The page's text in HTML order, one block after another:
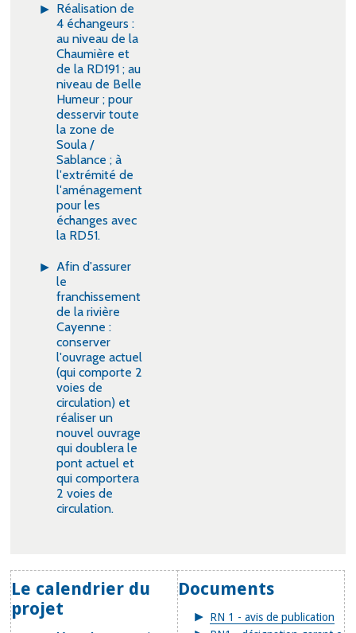
Réalisation de
4 échangeurs :
au niveau de la
Chaumière et
de la RD191 ; au
niveau de Belle
Humeur ; pour
desservir toute
la zone de
Soula /
Sablance ; à
l'extrémité de
l'aménagement
pour les
échanges avec
la RD51.
Afin d'assurer
le
franchissement
de la rivière
Cayenne :
conserver
l'ouvrage actuel
(qui comporte 2
voies de
circulation) et
réaliser un
nouvel ouvrage
qui doublera le
pont actuel et
qui comportera
2 voies de
circulation.
Le calendrier du
projet
Documents
RN 1 - avis de publication